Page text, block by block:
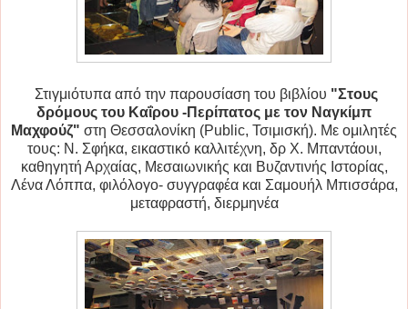
Στιγμιότυπα από την παρουσίαση του βιβλίου "Στους
δρόμους του Καΐρου -Περίπατος με τον Ναγκίμπ
Μαχφούζ" στη Θεσσαλονίκη (Public, Τσιμισκή). Με ομιλητές
τους: Ν. Σφήκα, εικαστικό καλλιτέχνη, δρ Χ. Μπαντάουι,
καθηγητή Αρχαίας, Μεσαιωνικής και Βυζαντινής Ιστορίας,
Λένα Λόππα, φιλόλογο- συγγραφέα και Σαμουήλ Μπισσάρα,
μεταφραστή, διερμηνέα